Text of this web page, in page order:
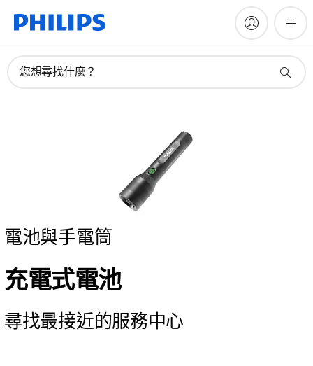
您想尋找什麼？
電池與手電筒
充電式電池
尋找最接近的服務中心